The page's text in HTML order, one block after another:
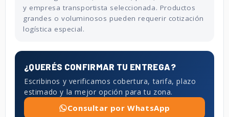
y empresa transportista seleccionada. Productos
grandes o voluminosos pueden requerir cotización
logística especial.
¿QUERÉS CONFIRMAR TU ENTREGA?
Escribinos y verificamos cobertura, tarifa, plazo
estimado y la mejor opción para tu zona.
Consultar por WhatsApp